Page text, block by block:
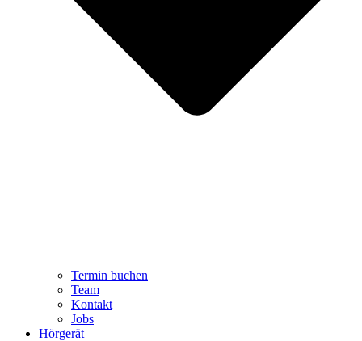
Termin buchen
Team
Kontakt
Jobs
Hörgerät